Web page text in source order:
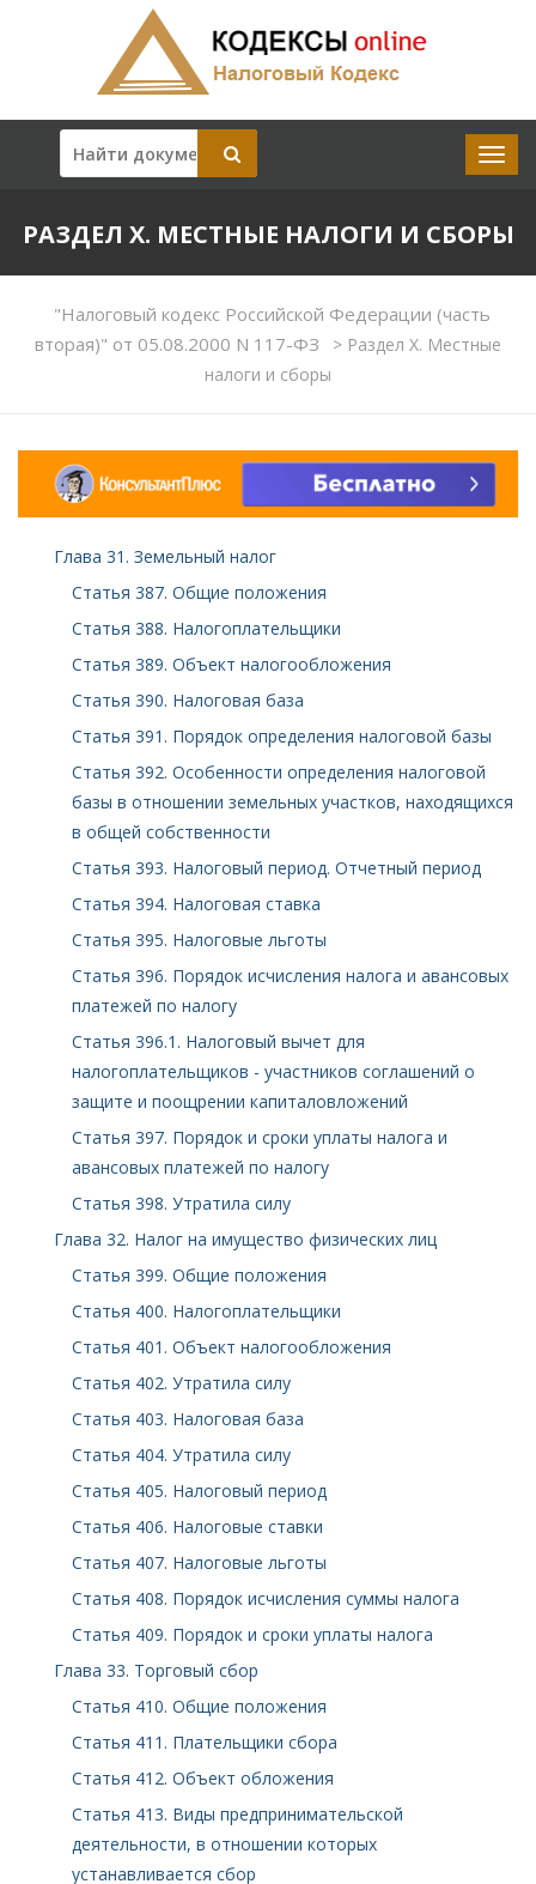
РАЗДЕЛ X. МЕСТНЫЕ НАЛОГИ И СБОРЫ
"Налоговый кодекс Российской Федерации (часть
вторая)" от 05.08.2000 N 117-ФЗ
> Раздел X. Местные
налоги и сборы
Глава 31. Земельный налог
Статья 387. Общие положения
Статья 388. Налогоплательщики
Статья 389. Объект налогообложения
Статья 390. Налоговая база
Статья 391. Порядок определения налоговой базы
Статья 392. Особенности определения налоговой
базы в отношении земельных участков, находящихся
в общей собственности
Статья 393. Налоговый период. Отчетный период
Статья 394. Налоговая ставка
Статья 395. Налоговые льготы
Статья 396. Порядок исчисления налога и авансовых
платежей по налогу
Статья 396.1. Налоговый вычет для
налогоплательщиков - участников соглашений о
защите и поощрении капиталовложений
Статья 397. Порядок и сроки уплаты налога и
авансовых платежей по налогу
Статья 398. Утратила силу
Глава 32. Налог на имущество физических лиц
Статья 399. Общие положения
Статья 400. Налогоплательщики
Статья 401. Объект налогообложения
Статья 402. Утратила силу
Статья 403. Налоговая база
Статья 404. Утратила силу
Статья 405. Налоговый период
Статья 406. Налоговые ставки
Статья 407. Налоговые льготы
Статья 408. Порядок исчисления суммы налога
Статья 409. Порядок и сроки уплаты налога
Глава 33. Торговый сбор
Статья 410. Общие положения
Статья 411. Плательщики сбора
Статья 412. Объект обложения
Статья 413. Виды предпринимательской
деятельности, в отношении которых
устанавливается сбор